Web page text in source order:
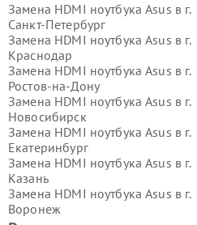
Замена HDMI ноутбука Asus в г.
Санкт-Петербург
Замена HDMI ноутбука Asus в г.
Краснодар
Замена HDMI ноутбука Asus в г.
Ростов-на-Дону
Замена HDMI ноутбука Asus в г.
Новосибирск
Замена HDMI ноутбука Asus в г.
Екатеринбург
Замена HDMI ноутбука Asus в г.
Казань
Замена HDMI ноутбука Asus в г.
Воронеж